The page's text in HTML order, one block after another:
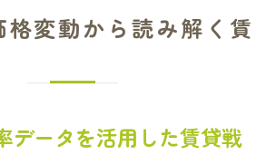
格変動から読み解く賃
データを活用した賃貸戦